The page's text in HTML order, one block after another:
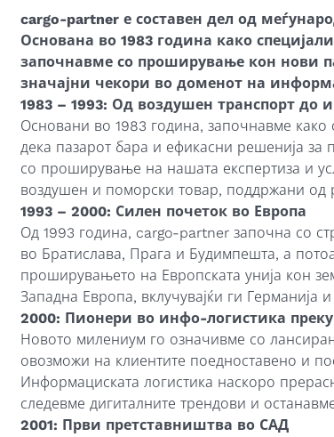
cargo-partner е составен дел од
Основана во 1983 година како
започнавме со проширување кон нови
значајни чекори во доменот на
1983 – 1993: Од воздушен транспорт до
Основани во 1983 година, започнавме како
дека пазарот бара и ефикасни решенија за
со проширување на нашата експертиза и
воздушен и поморски товар, поддржани од
1993 – 2000: Силен почеток во Европа
Од 1993 година, cargo-partner започна со
во Братислава, Прага и Будимпешта, а
проширувањето на Европската унија кон
Западна Европа, вклучувајќи ги Германија и
2000: Пионери во инфо-логистика преку
Новото милениум го означивме со
овозможи на клиентите поедноставено и
Информациската логистика наскоро
следевме дигиталните трендови и
2001: Први претставништва во САД